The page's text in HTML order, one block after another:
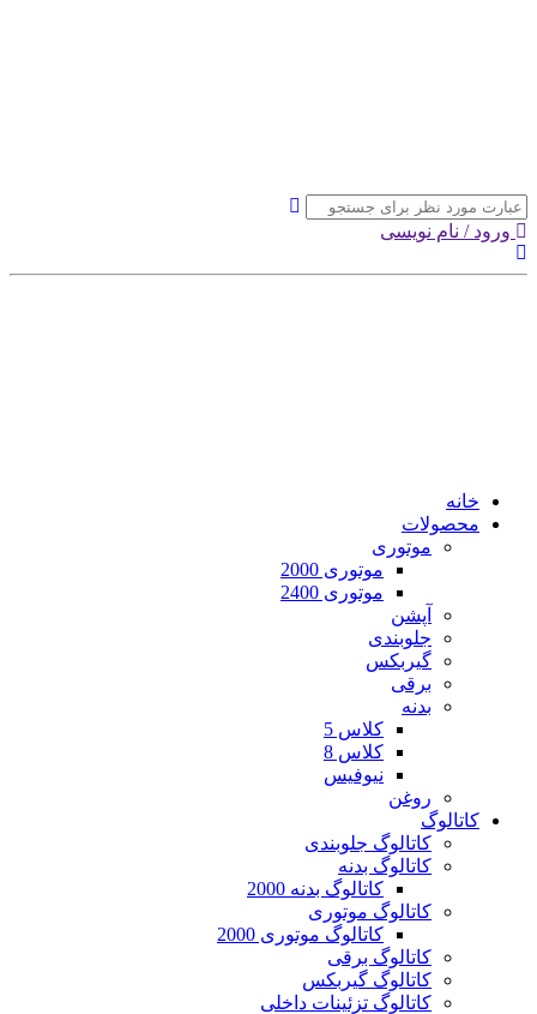
ورود / نام نویسی
خانه
محصولات
موتوری
موتوری 2000
موتوری 2400
آپشن
جلوبندی
گیربکس
برقی
بدنه
کلاس 5
کلاس 8
نیوفیس
روغن
کاتالوگ
کاتالوگ جلوبندی
کاتالوگ بدنه
کاتالوگ بدنه 2000
کاتالوگ موتوری
کاتالوگ موتوری 2000
کاتالوگ برقی
کاتالوگ گیربکس
کاتالوگ تزئینات داخلی